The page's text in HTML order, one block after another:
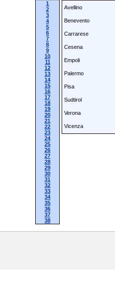
1
2
3
4
5
6
7
8
9
10
11
12
13
14
15
16
17
18
19
20
21
22
23
24
25
26
27
28
29
30
31
32
33
34
35
36
37
38
Avellino
Benevento
Carrarese
Cesena
Empoli
Palermo
Pisa
Sudtirol
Verona
Vicenza